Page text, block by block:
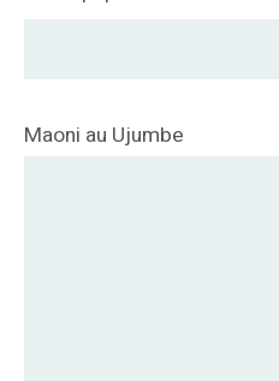
Maoni au Ujumbe